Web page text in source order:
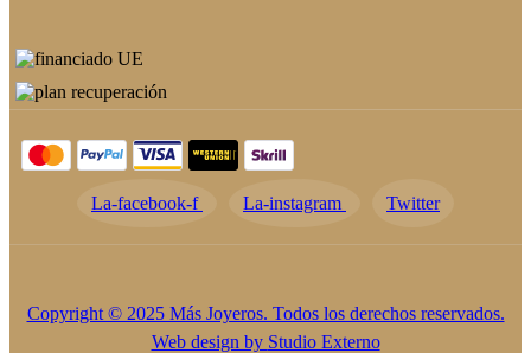
La-facebook-f La-instagram Twitter
Copyright © 2025 Más Joyeros. Todos los derechos reservados.
Web design by Studio Externo